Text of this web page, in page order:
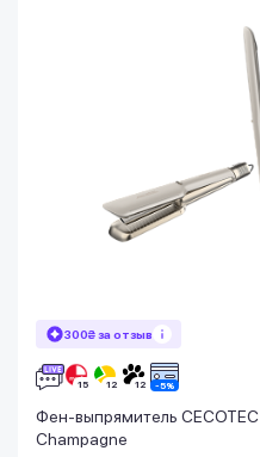
300₴ за отзыв
Фен-выпрямитель CECOTEC
Champagne